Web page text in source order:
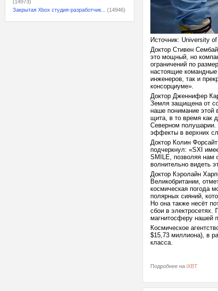
(14973)
Закрытая Xbox студия-разработчик...
(14946)
Источник: University
Доктор Стивен
это мощный, но
ограничений по
настоящие командные
инженеров, так и
консорциуме».
Доктор Дженнифер
Земля защищена от
наше понимание этой
щита, в то время как
Северном полушарии.
эффекты в верхних
Доктор Колин
подчеркнул: «SXI
SMILE, позволяя нам
волнительно видеть
Доктор Кэролайн
Великобритании,
космическая погода
полярных сияний,
Но она также несёт
сбои в
магнитосферу нашей
Космическое
$15,73 миллиона), в
класса.
Подробнее на iXBT